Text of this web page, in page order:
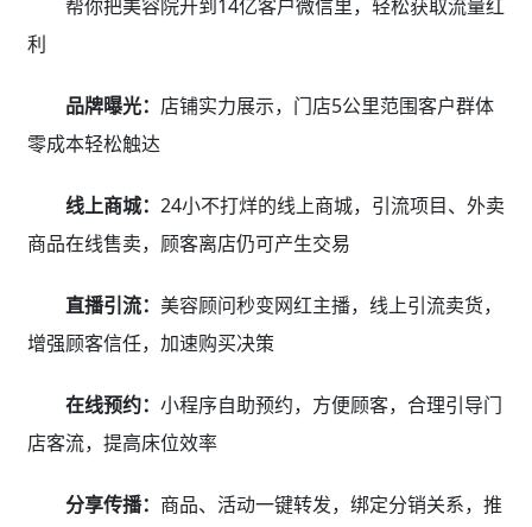
帮你把美容院开到14亿客户微信里，轻松获取流量红
利
品牌曝光： 店铺实力展示，门店5公里范围客户群体
零成本轻松触达
线上商城： 24小不打烊的线上商城，引流项目、外卖
商品在线售卖，顾客离店仍可产生交易
直播引流： 美容顾问秒变网红主播，线上引流卖货，
增强顾客信任，加速购买决策
在线预约： 小程序自助预约，方便顾客，合理引导门
店客流，提高床位效率
分享传播： 商品、活动一键转发，绑定分销关系，推